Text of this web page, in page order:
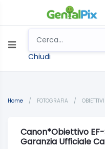
Chiudi
Home / FOTOGRAFIA / OBIETTIVI
Canon*Obiettivo EF-
Garanzia Ufficiale